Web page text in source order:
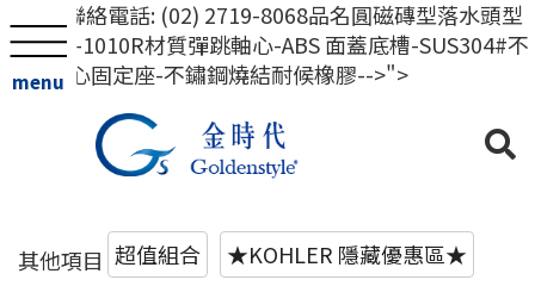
金時代聯絡電話: (02) 2719-8068品名圓磁磚型落水頭型
號RKSA-1010R材質彈跳軸心-ABS 面蓋底槽-SUS304#不
鏽鋼 軸心固定座-不鏽鋼燒結耐候橡膠-->">
menu
其他項目 超值組合
★KOHLER 隱藏優惠區★